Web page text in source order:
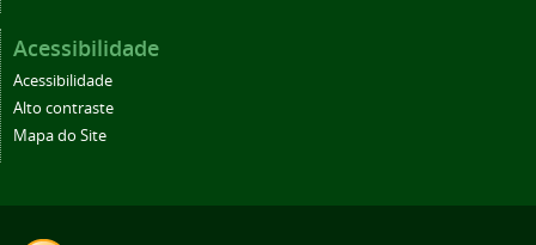
Acessibilidade
Acessibilidade
Alto contraste
Mapa do Site